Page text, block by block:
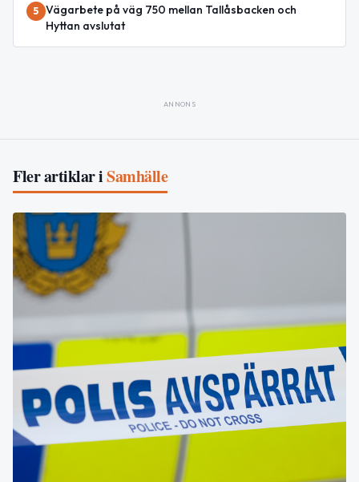
5 Vägarbete på väg 750 mellan Tallåsbacken och
Hyttan avslutat
ANNONS
Fler artiklar iSamhälle